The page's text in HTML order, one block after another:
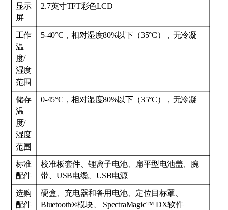
显示
屏
2.7英寸TFT彩色LCD
工作
温
度/
湿度
范围
5-40°C，相对湿度80%以下（35°C），无冷凝
储存
温
度/
湿度
范围
0-45°C，相对湿度80%以下（35°C），无冷凝
标准
配件
校准板套件、锂离子电池、扁平型电池盖、腕
带、USB电缆、USB电源
选购
配件
硬盒、充电器和备用电池、定位目标罩、
Bluetooth®模块、 SpectraMagic™ DX软件